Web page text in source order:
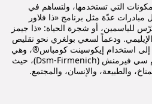
التي تستخدمها، ولتساهم في
عدّة مثل برنامج «ذا فلاور
للياسمين، أو شجرة الحياة: «ذا جيمز
ودعماً لسعي بولغري نحو تقليص
إلى استخدام إيكوسينت كومباس®، وهي
أداة طورتها شريكة الدار، دي إم سي فيرمنش (Dsm-Firmenich)، حيث
والطبيعة، والإنسان، والمجتمع.